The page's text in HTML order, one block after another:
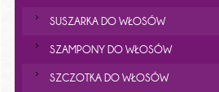
SUSZARKA DO WŁOSÓW
SZAMPONY DO WŁOSÓW
SZCZOTKA DO WŁOSÓW